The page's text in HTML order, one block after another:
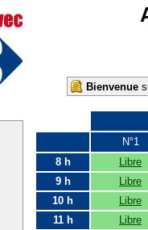
Bienvenue
N°1
8 h
Libre
9 h
Libre
10 h
Libre
11 h
Libre